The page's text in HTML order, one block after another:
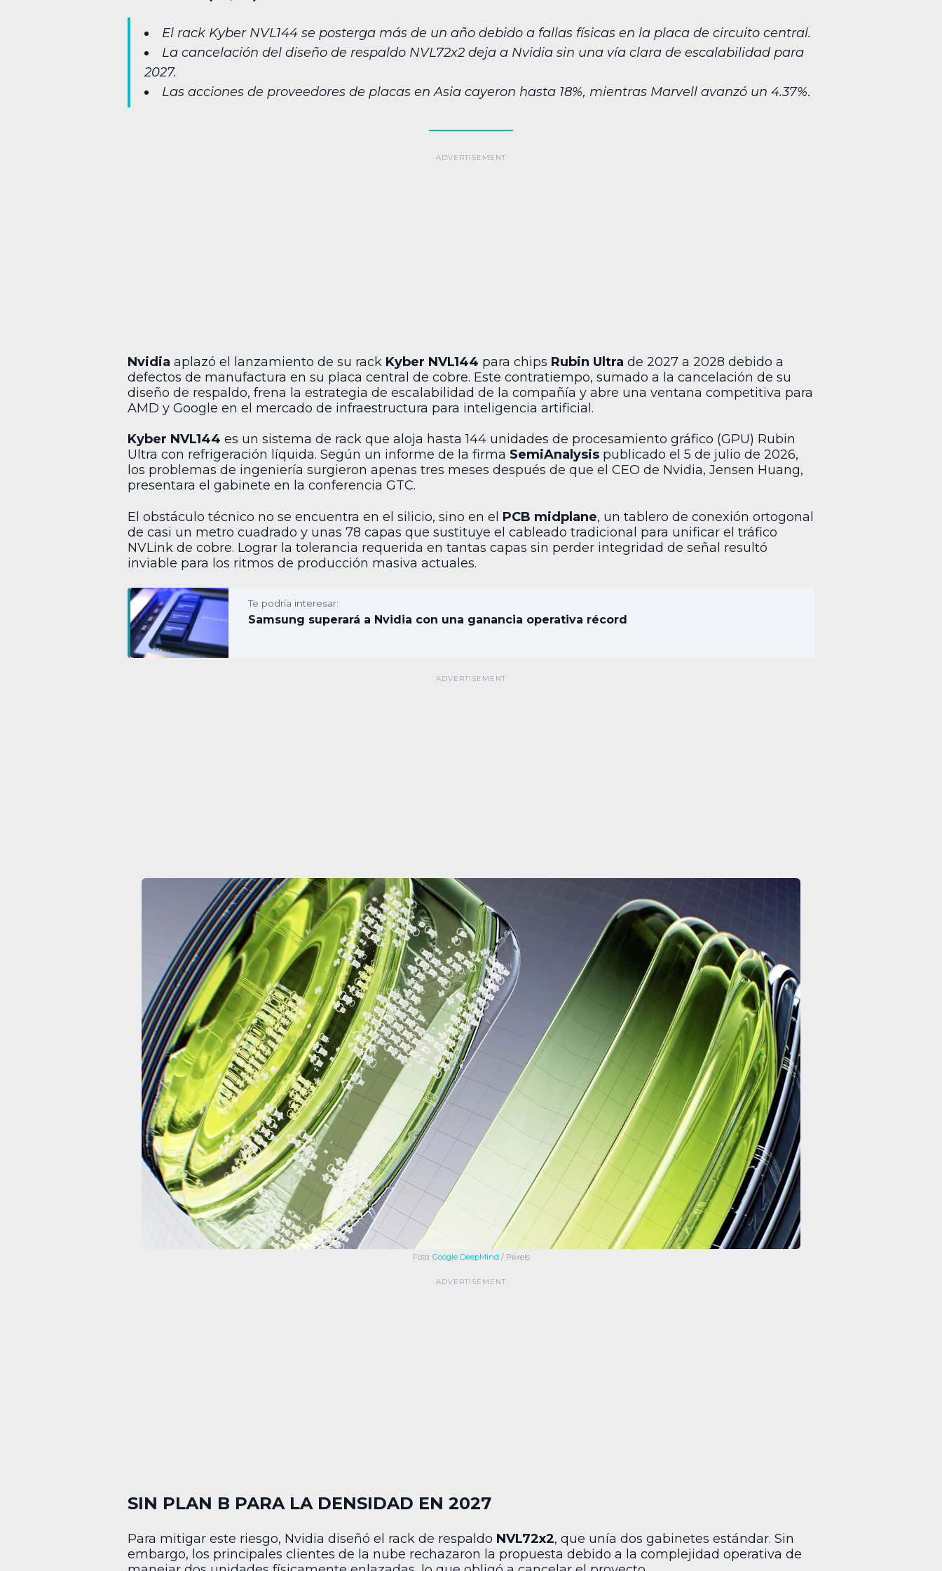
El rack Kyber NVL144 se posterga más de un año debido a fallas físicas en la placa de circuito central.
La cancelación del diseño de respaldo NVL72x2 deja a Nvidia sin una vía clara de escalabilidad para
2027.
Las acciones de proveedores de placas en Asia cayeron hasta 18%, mientras Marvell avanzó un 4.37%.
Nvidia aplazó el lanzamiento de su rack Kyber NVL144 para chips Rubin Ultra de 2027 a 2028 debido a
defectos de manufactura en su placa central de cobre. Este contratiempo, sumado a la cancelación de su
diseño de respaldo, frena la estrategia de escalabilidad de la compañía y abre una ventana competitiva para
AMD y Google en el mercado de infraestructura para inteligencia artificial.
Kyber NVL144 es un sistema de rack que aloja hasta 144 unidades de procesamiento gráfico (GPU) Rubin
Ultra con refrigeración líquida. Según un informe de la firma SemiAnalysis publicado el 5 de julio de 2026,
los problemas de ingeniería surgieron apenas tres meses después de que el CEO de Nvidia, Jensen Huang,
presentara el gabinete en la conferencia GTC.
El obstáculo técnico no se encuentra en el silicio, sino en el PCB midplane, un tablero de conexión ortogonal
de casi un metro cuadrado y unas 78 capas que sustituye el cableado tradicional para unificar el tráfico
NVLink de cobre. Lograr la tolerancia requerida en tantas capas sin perder integridad de señal resultó
inviable para los ritmos de producción masiva actuales.
Te podría interesar:
Samsung superará a Nvidia con una ganancia operativa récord
Foto: Google DeepMind / Pexels
SIN PLAN B PARA LA DENSIDAD EN 2027
Para mitigar este riesgo, Nvidia diseñó el rack de respaldo NVL72x2, que unía dos gabinetes estándar. Sin
embargo, los principales clientes de la nube rechazaron la propuesta debido a la complejidad operativa de